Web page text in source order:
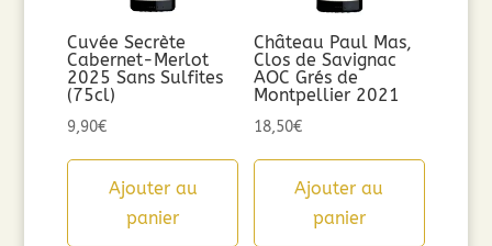
Cuvée Secrète
Cabernet-Merlot
2025 Sans Sulfites
(75cl)
9,90€
Ajouter au
panier
Château Paul Mas,
Clos de Savignac
AOC Grés de
Montpellier 2021
18,50€
Ajouter au
panier